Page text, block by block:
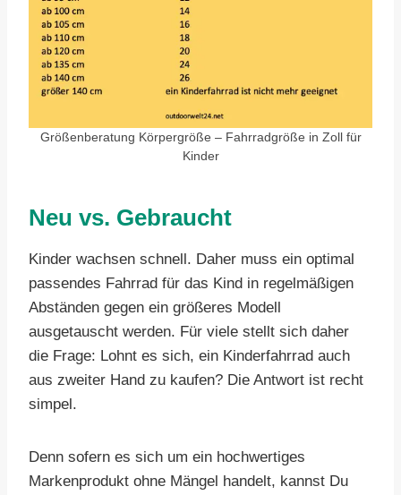
Größenberatung Körpergröße – Fahrradgröße in Zoll für
Kinder
Neu vs. Gebraucht
Kinder wachsen schnell. Daher muss ein optimal
passendes Fahrrad für das Kind in regelmäßigen
Abständen gegen ein größeres Modell
ausgetauscht werden. Für viele stellt sich daher
die Frage: Lohnt es sich, ein Kinderfahrrad auch
aus zweiter Hand zu kaufen? Die Antwort ist recht
simpel.
Denn sofern es sich um ein hochwertiges
Markenprodukt ohne Mängel handelt, kannst Du